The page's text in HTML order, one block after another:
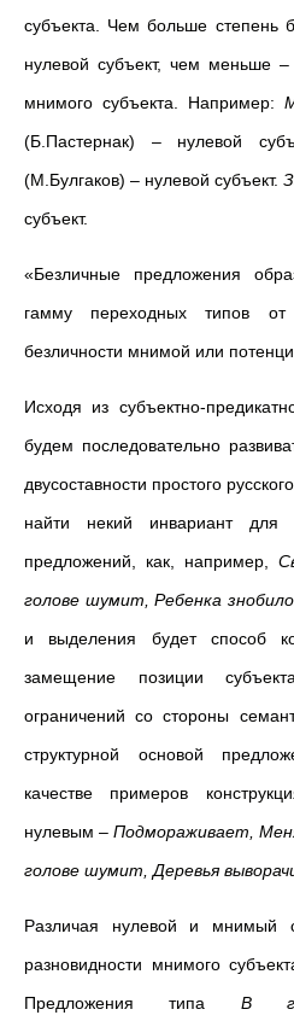
субъекта. Чем больше степень
нулевой субъект, чем меньше –
мнимого субъекта. Например:
(Б.Пастернак) –нулевой
(М.Булгаков) – нулевой субъект.
субъект.
«Безличные предложения
гамму переходных типов
безличности мнимой или
Исходя из субъектно-
будем последовательно
двусоставности простого
найти некий инвариант для
предложений, как, например,
голове шумит, Ребенка знобило.
и выделения будет способ
замещение позиции
ограничений со стороны
структурной основой
качестве примеров
нулевым– Подмораживает,
голове шумит, Деревья
Различая нулевой и мнимый
разновидности мнимого
Предложения типа В